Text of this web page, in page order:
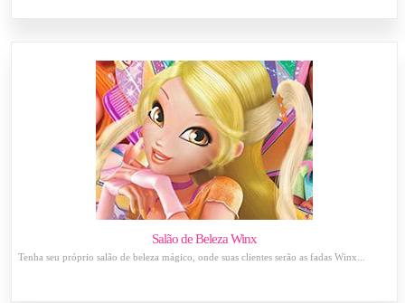
Salão de Beleza Winx
Tenha seu próprio salão de beleza mágico, onde suas clientes serão as fadas Winx...